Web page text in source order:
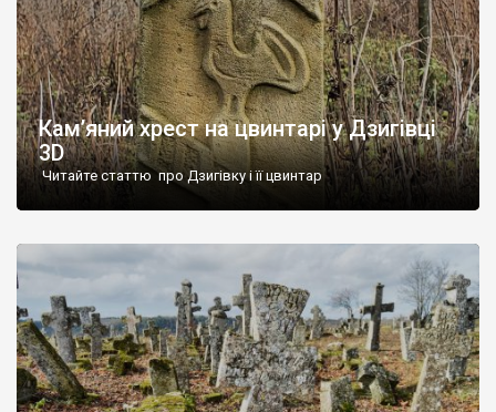
Кам’яний хрест на цвинтарі у Дзигівці
3D
Читайте статтю про Дзигівку і її цвинтар